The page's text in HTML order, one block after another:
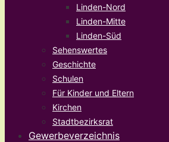
Linden-Nord
Linden-Mitte
Linden-Süd
Sehenswertes
Geschichte
Schulen
Für Kinder und Eltern
Kirchen
Stadtbezirksrat
Gewerbeverzeichnis